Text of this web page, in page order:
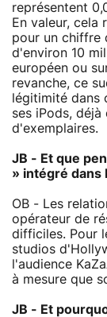
représentent
En valeur, cela
pour un chiffre
d'environ 10
européen ou
revanche, ce
légitimité dans
ses iPods,
d'exemplaires.
JB - Et que
» intégré dans
OB - Les
opérateur de
difficiles. Pour
studios
l'audience
à mesure que
JB - Et